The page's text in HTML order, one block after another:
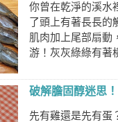
你曾在乾淨的溪水
了頭上有著長長的
肌肉加上尾部扇動
游！灰灰綠綠有著
破解膽固醇迷思
先有雞還是先有蛋